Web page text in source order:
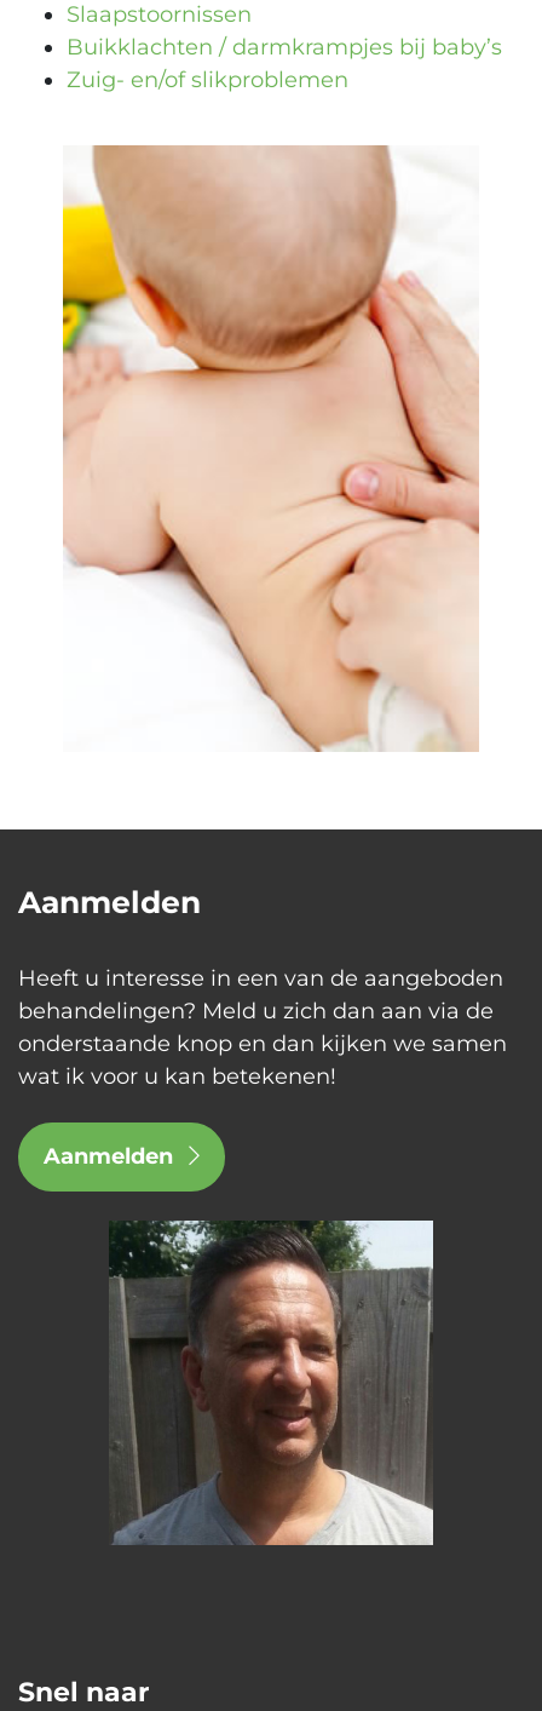
Slaapstoornissen
Buikklachten / darmkrampjes bij baby’s
Zuig- en/of slikproblemen
Aanmelden
Heeft u interesse in een van de aangeboden
behandelingen? Meld u zich dan aan via de
onderstaande knop en dan kijken we samen
wat ik voor u kan betekenen!
Aanmelden
Snel naar